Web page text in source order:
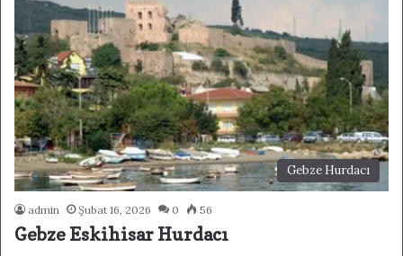
Gebze Hurdacı
admin Şubat 16, 2026 0 56
Gebze Eskihisar Hurdacı